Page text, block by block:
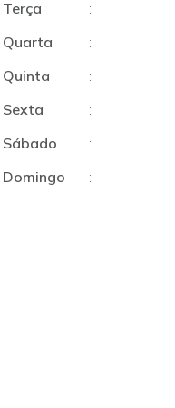
Terça
:
Quarta
:
Quinta
:
Sexta
:
Sábado
:
Domingo
: